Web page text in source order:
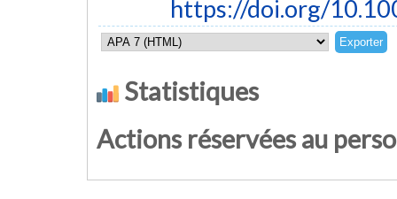
https://doi.org/
Statistiques
Actions réservées au